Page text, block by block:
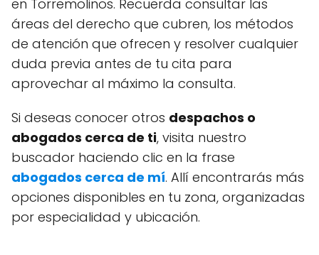
en Torremolinos. Recuerda consultar las
áreas del derecho que cubren, los métodos
de atención que ofrecen y resolver cualquier
duda previa antes de tu cita para
aprovechar al máximo la consulta.
Si deseas conocer otros despachos o
abogados cerca de ti, visita nuestro
buscador haciendo clic en la frase
abogados cerca de mí. Allí encontrarás más
opciones disponibles en tu zona, organizadas
por especialidad y ubicación.